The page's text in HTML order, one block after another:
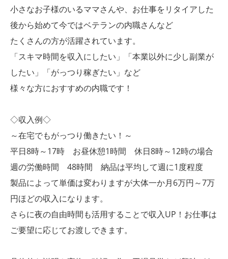
小さなお子様のいるママさんや、お仕事をリタイアした
後から始めて今ではベテランの内職さんなど
たくさんの方が活躍されています。
「スキマ時間を収入にしたい」「本業以外に少し副業が
したい」「がっつり稼ぎたい」など
様々な方におすすめの内職です！
◇収入例◇
～在宅でもがっつり働きたい！～
平日8時～17時 お昼休憩1時間 休日8時～12時の場合
週の労働時間 48時間 納品は平均して週に1度程度
製品によって単価は変わりますが大体一か月6万円～7万
円ほどの収入になります。
さらに夜の自由時間も活用することで収入UP！お仕事は
ご要望に応じてお渡しできます。